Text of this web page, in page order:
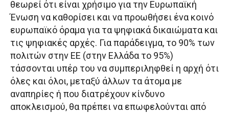
θεωρεί ότι είναι χρήσιμο για την Ευρωπαϊκή
Ένωση να καθορίσει και να προωθήσει ένα κοινό
ευρωπαϊκό όραμα για τα ψηφιακά δικαιώματα και
τις ψηφιακές αρχές. Για παράδειγμα, το 90% των
πολιτών στην ΕΕ (στην Ελλάδα το 95%)
τάσσονται υπέρ του να συμπεριληφθεί η αρχή ότι
όλες και όλοι, μεταξύ άλλων τα άτομα με
αναπηρίες ή που διατρέχουν κίνδυνο
αποκλεισμού, θα πρέπει να επωφελούνται από